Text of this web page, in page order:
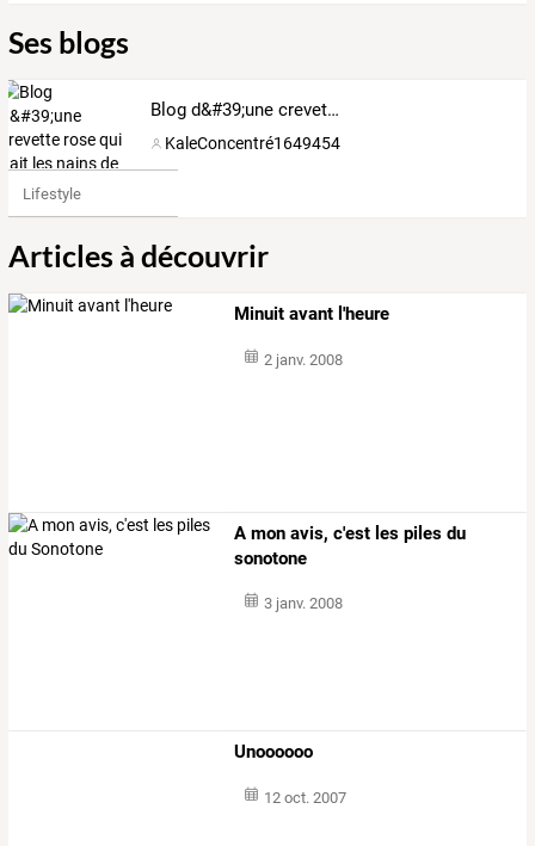
Ses blogs
Blog d&#39;une crevette rose qui hait les nains de jardin, les lapins et maintenant aussi les huissiers !
KaleConcentré1649454
Lifestyle
Articles à découvrir
Minuit avant l'heure
2 janv. 2008
A mon avis, c'est les piles du
sonotone
3 janv. 2008
Unoooooo
12 oct. 2007